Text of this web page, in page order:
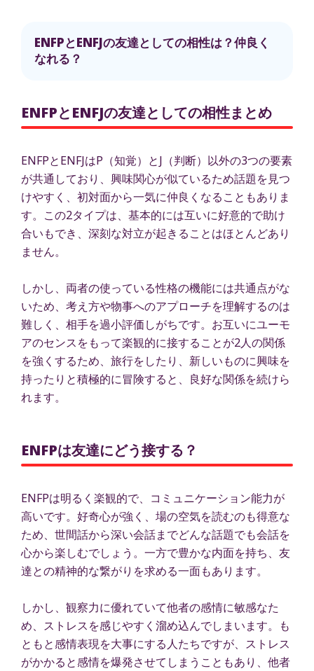
ENFPとENFJの友達としての相性は？仲良く
なれる？
ENFPとENFJの友達としての相性まとめ
ENFPとENFJはP（知覚）とJ（判断）以外の3つの要素
が共通しており、興味関心が似ているため話題を見つ
けやすく、初対面から一気に仲良くなることもありま
す。この2タイプは、基本的には互いに好意的で助け
合いもでき、深刻な対立が起きることはほとんどあり
ません。
しかし、両者の使っている性格の機能には共通点がな
いため、考え方や物事へのアプローチを理解するのは
難しく、相手を過小評価しがちです。お互いにユーモ
アのセンスをもって楽観的に接することが2人の関係
を強くするため、旅行をしたり、新しいものに興味を
持ったりと積極的に冒険すると、良好な関係を続けら
れます。
ENFPは友達にどう接する？
ENFPは明るく楽観的で、コミュニケーション能力が
高いです。好奇心が強く、場の空気を読むのも得意な
ため、世間話から深い会話までどんな話題でも会話を
心から楽しむでしょう。一方で豊かな内面を持ち、友
達との精神的な繋がりを求める一面もあります。
しかし、観察力に優れていて他者の感情に敏感なた
め、ストレスを感じやすく溜め込んでしまいます。も
ともと感情表現を大事にする人たちですが、ストレス
がかかると感情を爆発させてしまうこともあり、他者